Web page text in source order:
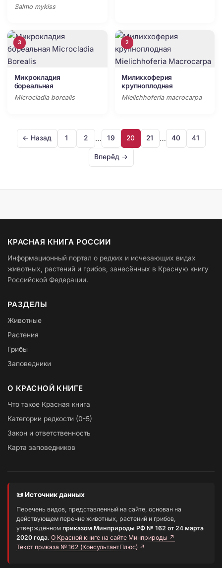
Salmo mykiss
3
Микрокладия
бореальная
Microcladia borealis
2
Милиххоферия
крупноплодная
Mielichhoferia macrocarpa
← Назад 1 2 … 19 20 21 … 40 41
Вперёд →
КРАСНАЯ КНИГА РОССИИ
Информационный портал о редких и исчезающих видах
животных, растений и грибов, занесённых в Красную книгу
Российской Федерации.
РАЗДЕЛЫ
Животные
Растения
Грибы
Заповедники
О КРАСНОЙ КНИГЕ
Что такое Красная книга
Категории редкости (0-5)
Закон и ответственность
Карта заповедников
📜 Источник данных
Перечень видов, представленный на сайте, основан на
действующем перечне животных, растений и грибов,
утверждённом приказом Минприроды РФ № 162 от 24 марта
2020 года. О Красной книге на сайте Минприроды ↗
Текст приказа № 162 (КонсультантПлюс) ↗